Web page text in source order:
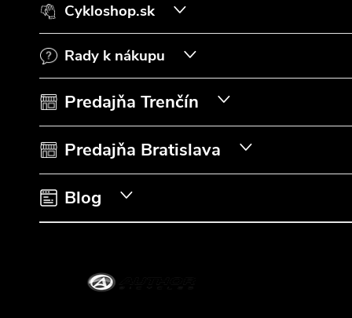
Cykloshop.sk
Rady k nákupu
Predajňa Trenčín
Predajňa Bratislava
Blog